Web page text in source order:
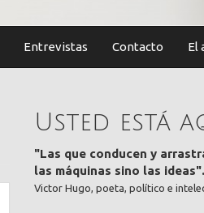
Entrevistas Contacto El
Usted está
"Las que conducen y
las máquinas sino las ideas".
Victor Hugo, poeta, político e